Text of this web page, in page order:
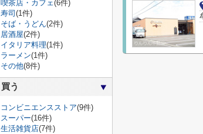
喫茶店・カフェ(6件)
寿司 (1件)
そば・うどん(2件)
居酒屋(2件)
イタリア料理(1件)
ラーメン(1件)
その他(8件)
買う
コンビニエンスストア(9件)
スーパー(16件)
生活雑貨店(7件)